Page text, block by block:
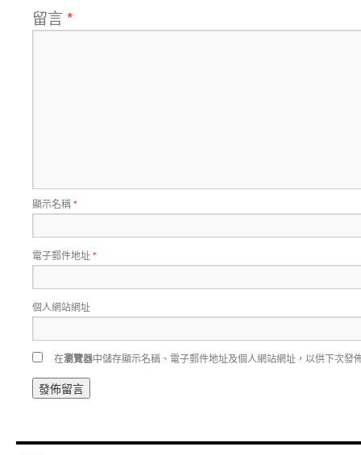
留言 *
顯示名稱*
電子郵件地址*
個人網站網址
在瀏覽器中儲存顯示名稱、電子郵件地址及個人網站網址，以供下次發